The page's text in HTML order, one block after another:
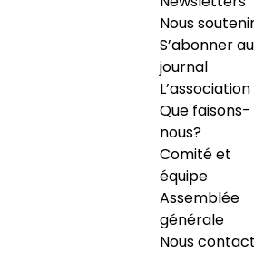
Nous
S’abonner au
journal
L’association
Que faisons-
nous?
Comité et
équipe
Assemblée
générale
Nous